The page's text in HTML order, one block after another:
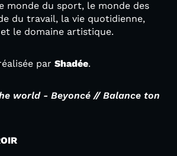
monde du sport, le monde des
du travail, la vie quotidienne,
le domaine artistique.
par Shadée.
world - Beyoncé // Balance ton